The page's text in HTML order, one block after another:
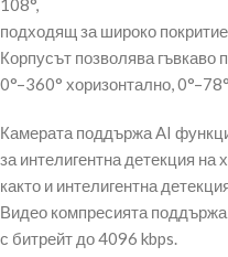
108°,
подходящ за широко
Корпусът позволява гъвкаво
0°–360° хоризонтално,
Камерата поддържа AI
за интелигентна детекция на
както и интелигентна
Видео компресията
с битрейт до 4096 kbps.